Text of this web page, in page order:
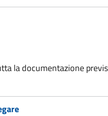
la documentazione